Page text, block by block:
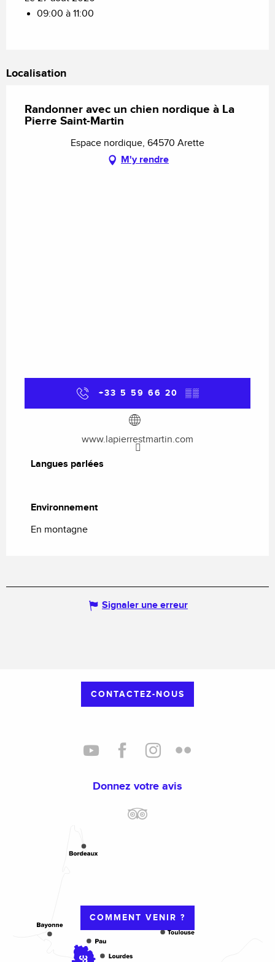
09:00 à 11:00
Localisation
Randonner avec un chien nordique à La
Pierre Saint-Martin
Espace nordique, 64570 Arette
M'y rendre
+33 5 59 66 20 ▒▒
www.lapierrestmartin.com
Langues parlées
Langues parlées
Environnement
Environnement
En montagne
Signaler une erreur
CONTACTEZ-NOUS
Donnez votre avis
COMMENT VENIR ?